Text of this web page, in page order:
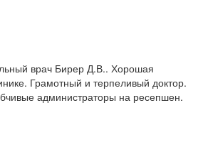
врач Бирер Д.В.. Хорошая
Грамотный и терпеливый доктор.
администраторы на ресепшен.